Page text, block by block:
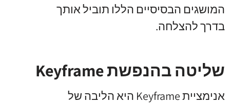
המושגים הבסיסיים הללו תוביל אותך
בדרך להצלחה.
שליטה בהנפשת Keyframe
אנימציית Keyframe היא הליבה של